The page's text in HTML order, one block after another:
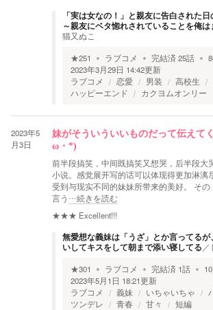
「実は女なの！」と親友に告白された
～親友にベタ惚れされていることを俺は
猫又ぬこ
★251 ラブコメ 完結済25話
2023年3月29日 14:42更新
ラブコメ
恋愛 男装 高校生
ハッピーエンド
カクヨムオンリー
2023年5
月3日
妹がそういういいものだって伝えて
ω・*)
前半段搞笑，中间既搞笑又想哭，后半段大
小说。感觉展开写的话可以体现得更加淋漓
受到与现实不同的妹妹所带来的美好。 その
言う …続きを読む
★★★ Excellent!!!
無愛想な義妹は「うざ」とか言ってる
いしてキスをして朝まで添い寝してる ／
★301 ラブコメ 完結済 1話
2023年5月1日 18:21更新
ラブコメ
義妹 いちゃいちゃ
ツンデレ
青春 甘々 短編